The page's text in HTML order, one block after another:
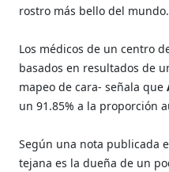
rostro más bello del mundo.
Los médicos de un centro
basados en resultados de
mapeo de cara- señala que
un 91.85% a la proporción
Según una nota publicada
tejana es la dueña de un